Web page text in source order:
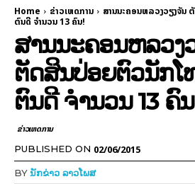
Home ຂ່າວເຫດການ
ສານນະຄອນຫລວງວຽງຈັ
ຕົນດີ ຈຳນວນ 13 ຄົນ!
ສານນະຄອນຫລວງ
ຕັດສິນປ່ອຍຕົວນັກໂ
ຕົນດີ ຈຳນວນ 13 ຄົ
ຂ່າວເຫດການ
PUBLISHED ON 02/06/2015
BYນັກຂ່າວ ລາວໂພສ